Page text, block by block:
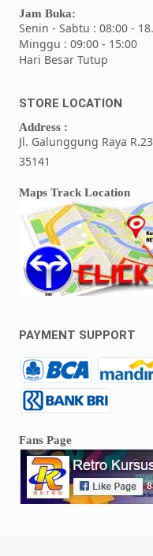
Jam Buka:
Senin - Sabtu : 08:00 -
Minggu : 09:00 - 15:00
Hari Besar Tutup
STORE LOCATION
Address :
Jl. Galunggung Raya
35141
Maps Track Location
PAYMENT SUPPORT
Fans Page